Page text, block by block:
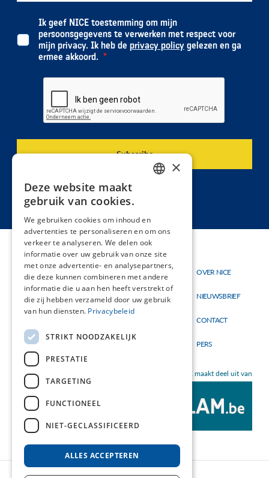
Ik geef NICE toestemming om mijn
persoonsgegevens te verwerken met respect voor
mijn privacy. Ik heb de privacy policy gelezen en ga
ermee akkoord.
Hoofdnavigatie
Thema's
Materialen
Nieuw
Topmenu
OVER NICE
NIEUWSBRIEF
CONTACT
PERS
NICE maakt deel uit van
×
Deze website maakt
gebruik van cookies.
We gebruiken cookies om inhoud en
advertenties te personaliseren en om ons
verkeer te analyseren. We delen ook
informatie over uw gebruik van onze site
met onze advertentie- en analysepartners,
die deze kunnen combineren met andere
informatie die u aan hen heeft verstrekt of
die zij hebben verzameld door uw gebruik
van hun diensten. Privacybeleid
STRIKT NOODZAKELIJK
PRESTATIE
TARGETING
FUNCTIONEEL
NIET-GECLASSIFICEERD
ALLES ACCEPTEREN